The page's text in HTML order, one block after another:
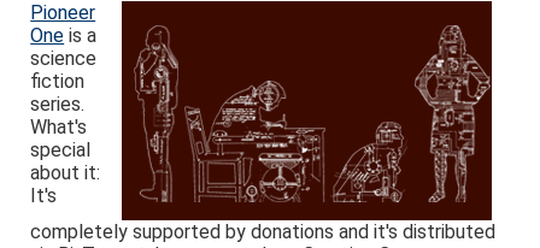
Pioneer
One is a
science
fiction
series.
What's
special
about it:
It's
completely supported by donations and it's distributed